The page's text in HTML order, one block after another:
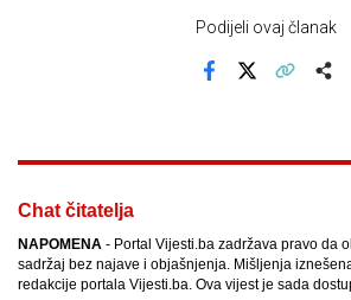
Podijeli ovaj članak
Facebook
Chat čitatelja
NAPOMENA - Portal Vijesti.ba zadržava pravo da
sadržaj bez najave i objašnjenja. Mišljenja
redakcije portala Vijesti.ba. Ova vijest je sada